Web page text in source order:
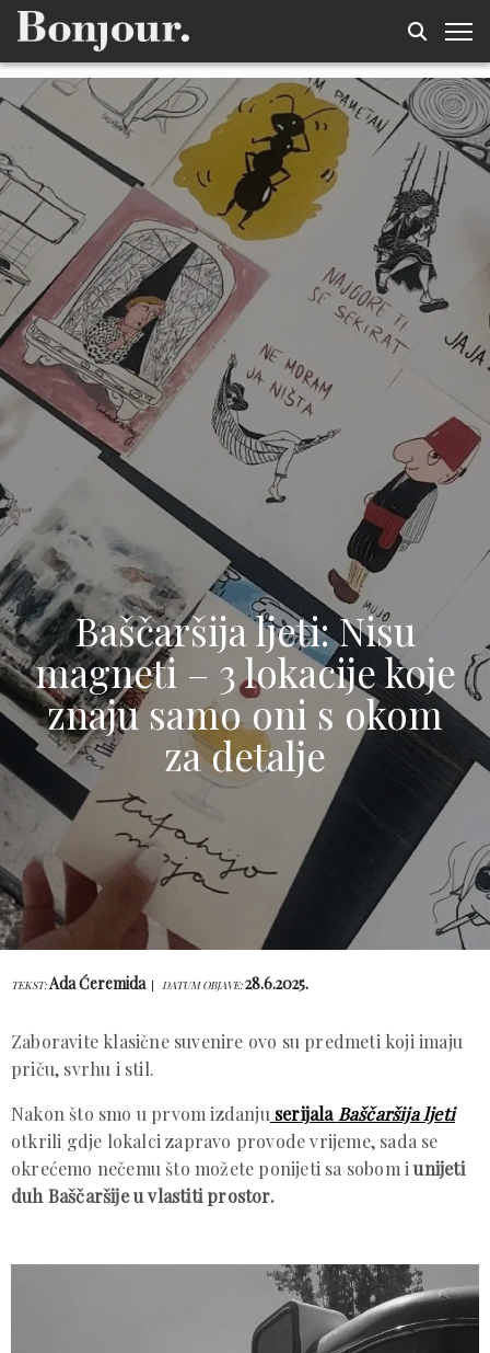
Baščaršija ljeti: Nisu
magneti – 3 lokacije koje
znaju samo oni s okom
za detalje
TEKST:Ada Ćeremida DATUM OBJAVE:28.6.2025.
Zaboravite klasične suvenire ovo su predmeti koji imaju
priču, svrhu i stil.
Nakon što smo u prvom izdanju serijala Baščaršija ljeti
otkrili gdje lokalci zapravo provode vrijeme, sada se
okrećemo nečemu što možete ponijeti sa sobom iunijeti
duh Baščaršije u vlastiti prostor.